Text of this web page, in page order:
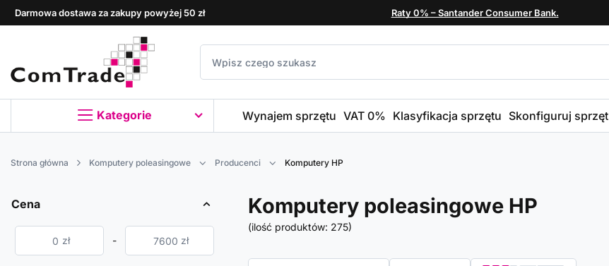
Darmowa dostawa za zakupy powyżej 50 zł Raty 0% – Santander Consumer Bank.
Kategorie Wynajem sprzętu VAT 0% Klasyfikacja sprzętu Skonfiguruj sprzęt
Strona główna Komputery poleasingowe Producenci Komputery HP
Cena
zł - zł
Komputery poleasingowe HP
(ilość produktów: 275)